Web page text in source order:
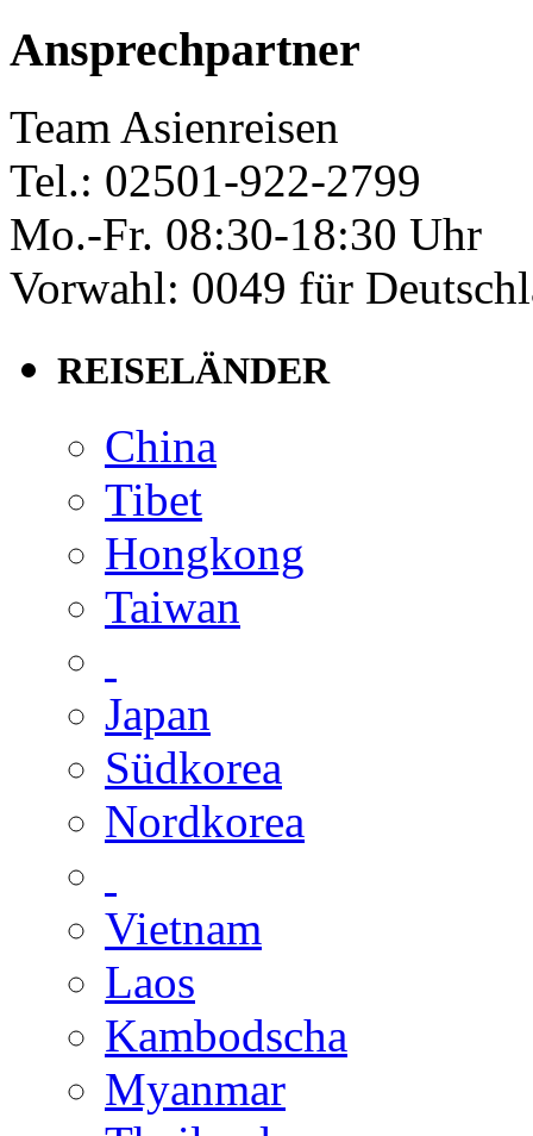
Ansprechpartner
Team Asienreisen
Tel.: 02501-922-2799
Mo.-Fr. 08:30-18:30 Uhr
Vorwahl: 0049 für
REISELÄNDER
China
Tibet
Hongkong
Taiwan
Japan
Südkorea
Nordkorea
Vietnam
Laos
Kambodscha
Myanmar